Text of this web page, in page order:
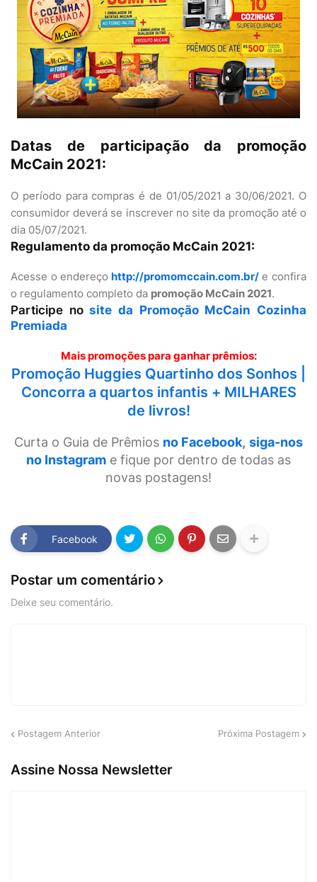
Datas de participação da promoção
McCain 2021:
O período para compras é de 01/05/2021 a 30/06/2021. O
consumidor deverá se inscrever no site da promoção até o
dia 05/07/2021.
Regulamento da promoção McCain 2021:
Acesse o endereço http://promomccain.com.br/e confira
o regulamento completo da promoção McCain 2021.
Participe nosite da Promoção McCain Cozinha
Premiada
Mais promoções para ganhar prêmios:
Promoção Huggies Quartinho dos Sonhos |
Concorra a quartos infantis + MILHARES
de livros!
Curta o Guia de Prêmios no Facebook, siga-nos
no Instagram e fique por dentro de todas as
novas postagens!
Facebook
Postar um comentário
Deixe seu comentário.
Postagem Anterior Próxima Postagem
Assine Nossa Newsletter